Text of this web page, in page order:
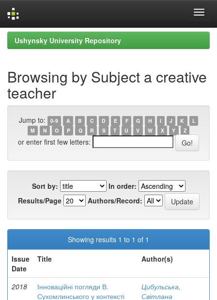
Skip
navigation
Ushynsky University Repository
Browsing by Subject a creative
teacher
Jump to: 0-9 A B C D E F G H I J K
L
M
N O P Q R S T U V W X Y Z
or enter first few letters:
Sort by:
In order:
Results/Page
Authors/Record:
Showing results 1 to 1 of 1
Issue
Date
Title Author(s)
2018
Інноваційні погляди В.
Сухомлинського у контексті
Цибульська,
Світлана